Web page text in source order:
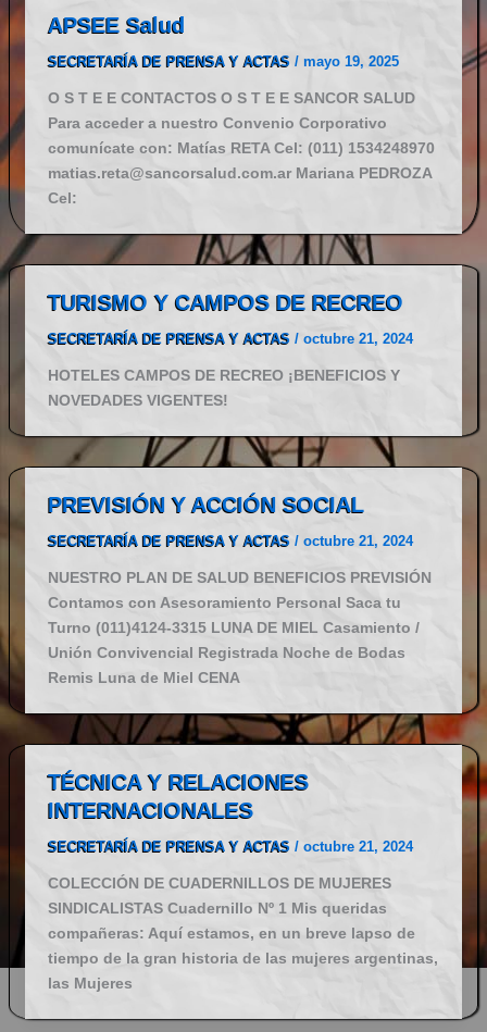
APSEE Salud
SECRETARÍA DE PRENSA Y ACTAS / mayo 19, 2025
O S T E E CONTACTOS O S T E E SANCOR SALUD
Para acceder a nuestro Convenio Corporativo
comunícate con: Matías RETA Cel: (011) 1534248970
matias.reta@sancorsalud.com.ar Mariana PEDROZA
Cel:
TURISMO Y CAMPOS DE RECREO
SECRETARÍA DE PRENSA Y ACTAS / octubre 21, 2024
HOTELES CAMPOS DE RECREO ¡BENEFICIOS Y
NOVEDADES VIGENTES!
PREVISIÓN Y ACCIÓN SOCIAL
SECRETARÍA DE PRENSA Y ACTAS / octubre 21, 2024
NUESTRO PLAN DE SALUD BENEFICIOS PREVISIÓN
Contamos con Asesoramiento Personal Saca tu
Turno (011)4124-3315 LUNA DE MIEL Casamiento /
Unión Convivencial Registrada Noche de Bodas
Remis Luna de Miel CENA
TÉCNICA Y RELACIONES
INTERNACIONALES
SECRETARÍA DE PRENSA Y ACTAS / octubre 21, 2024
COLECCIÓN DE CUADERNILLOS DE MUJERES
SINDICALISTAS Cuadernillo Nº 1 Mis queridas
compañeras: Aquí estamos, en un breve lapso de
tiempo de la gran historia de las mujeres argentinas,
las Mujeres